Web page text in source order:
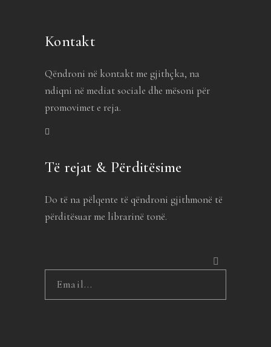
Kontakt
Qëndroni në kontakt me gjithçka, na
ndiqni në mediat sociale dhe mësoni për
promovimet e reja.
Të rejat & Përditësime
Do të na pëlqente të qëndroni gjithmonë të
përditësuar me librarinë tonë.